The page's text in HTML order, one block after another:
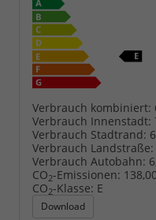
Verbrauch kombiniert:
Verbrauch Innenstadt:
Verbrauch Stadtrand:
Verbrauch Landstraße:
Verbrauch Autobahn:
CO2-Emissionen:
CO2-Klasse: E
Download